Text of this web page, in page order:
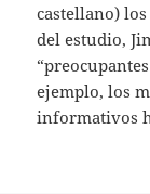
castellano)
del estudio,
ejemplo, los
informativos